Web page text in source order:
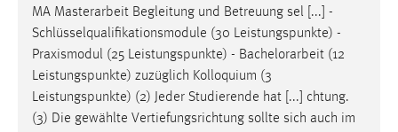
MA Masterarbeit Begleitung und Betreuung sel [...] -
Schlüsselqualifikationsmodule (30 Leistungspunkte) -
Praxismodul (25 Leistungspunkte) - Bachelorarbeit (12
Leistungspunkte) zuzüglich Kolloquium (3
Leistungspunkte) (2) Jeder Studierende hat [...] chtung.
(3) Die gewählte Vertiefungsrichtung sollte sich auch im
Cookie Laufzeit:
3 Monate
Facebook Pixel
Name: